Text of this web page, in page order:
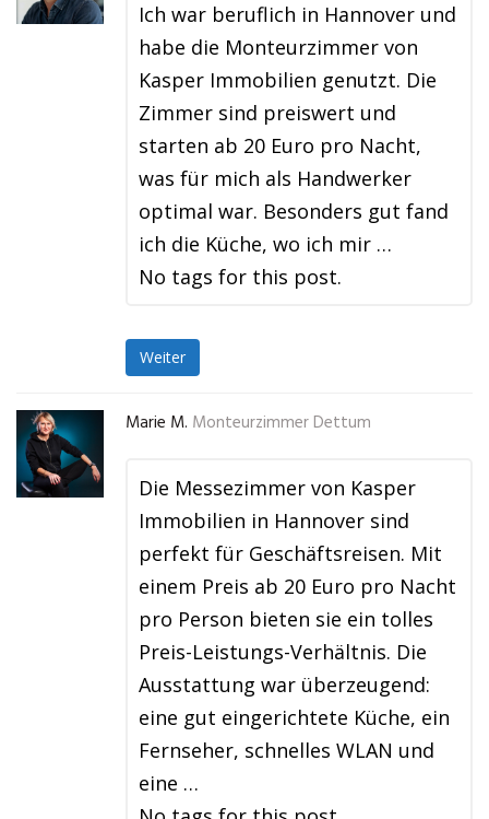
Ich war beruflich in Hannover und
habe die Monteurzimmer von
Kasper Immobilien genutzt. Die
Zimmer sind preiswert und
starten ab 20 Euro pro Nacht,
was für mich als Handwerker
optimal war. Besonders gut fand
ich die Küche, wo ich mir …
No tags for this post.
Weiter
Marie M. Monteurzimmer Dettum
Die Messezimmer von Kasper
Immobilien in Hannover sind
perfekt für Geschäftsreisen. Mit
einem Preis ab 20 Euro pro Nacht
pro Person bieten sie ein tolles
Preis-Leistungs-Verhältnis. Die
Ausstattung war überzeugend:
eine gut eingerichtete Küche, ein
Fernseher, schnelles WLAN und
eine …